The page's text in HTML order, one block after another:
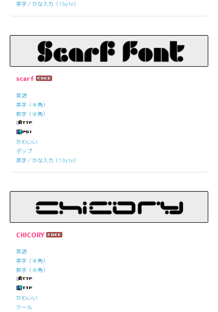
英字／かな入力（1byte）
scarf
英語
英字（半角）
数字（半角）
かわいい
ポップ
英字／かな入力（1byte）
CHICORY
英語
英字（半角）
数字（半角）
かわいい
クール